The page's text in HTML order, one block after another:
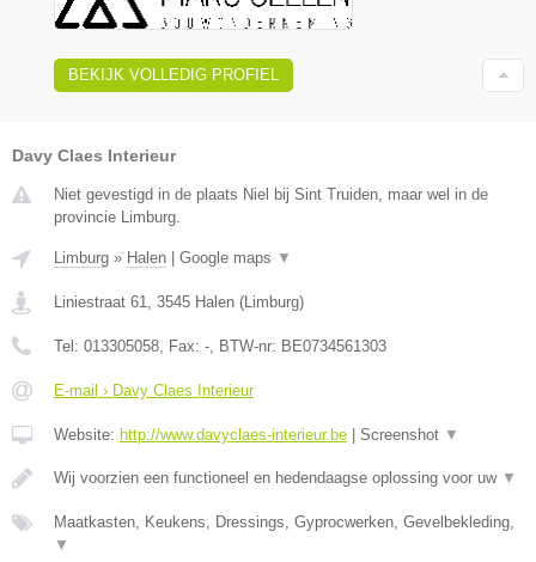
BEKIJK VOLLEDIG PROFIEL
Davy Claes Interieur
Niet gevestigd in de plaats Niel bij Sint Truiden, maar wel in de
provincie Limburg.
Limburg » Halen | Google maps ▼
Liniestraat 61 3545 Halen (Limburg)
Tel: 013305058 , Fax: - , BTW-nr: BE0734561303
E-mail › Davy Claes Interieur
Website: http://www.davyclaes-interieur.be | Screenshot ▼
Wij voorzien een functioneel en hedendaagse oplossing voor uw ▼
Maatkasten, Keukens, Dressings, Gyprocwerken, Gevelbekleding,
▼